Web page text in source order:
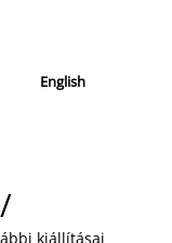
English
kiállításai